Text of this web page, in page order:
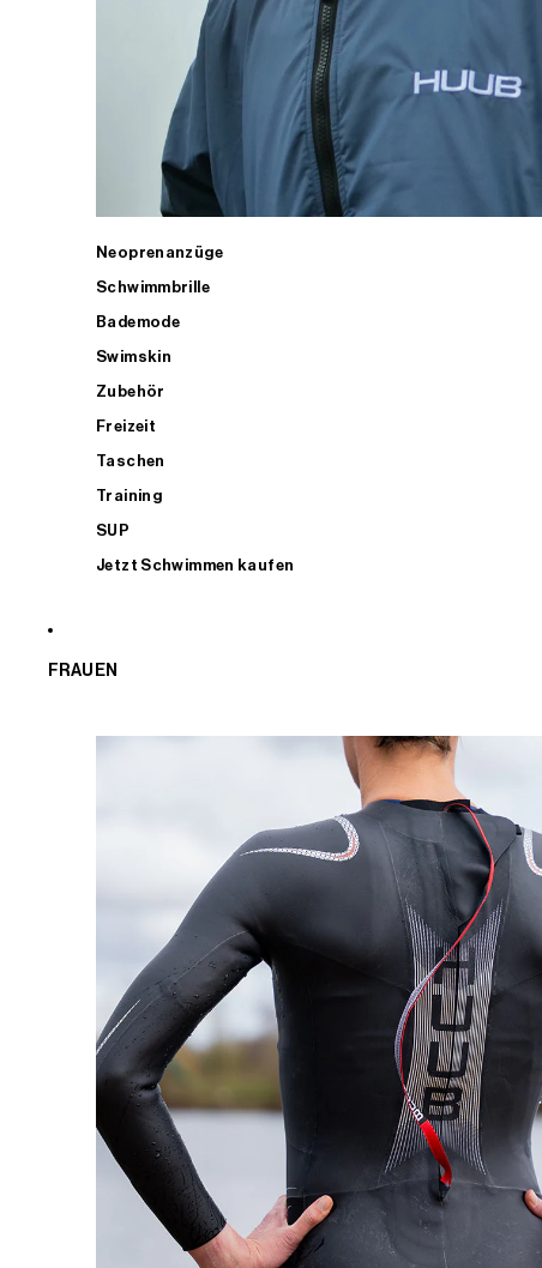
Neoprenanzüge
Schwimmbrille
Bademode
Swimskin
Zubehör
Freizeit
Taschen
Training
SUP
Jetzt Schwimmen kaufen
FRAUEN